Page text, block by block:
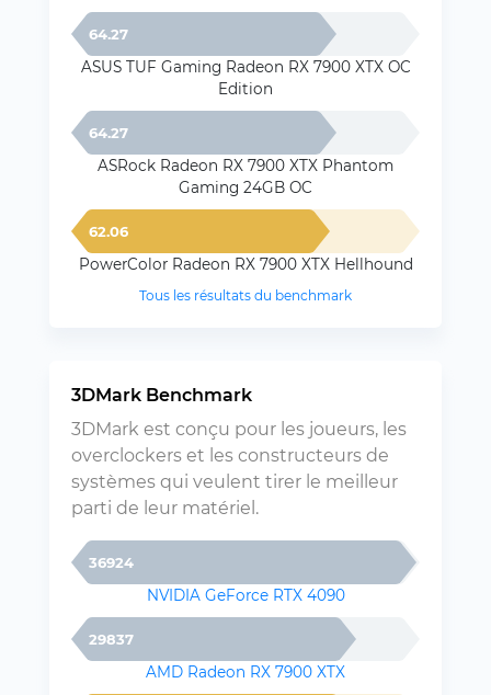
64.27
ASUS TUF Gaming Radeon RX 7900 XTX OC
Edition
64.27
ASRock Radeon RX 7900 XTX Phantom
Gaming 24GB OC
62.06
PowerColor Radeon RX 7900 XTX Hellhound
Tous les résultats du benchmark
3DMark Benchmark
3DMark est conçu pour les joueurs, les
overclockers et les constructeurs de
systèmes qui veulent tirer le meilleur
parti de leur matériel.
36924
NVIDIA GeForce RTX 4090
29837
AMD Radeon RX 7900 XTX